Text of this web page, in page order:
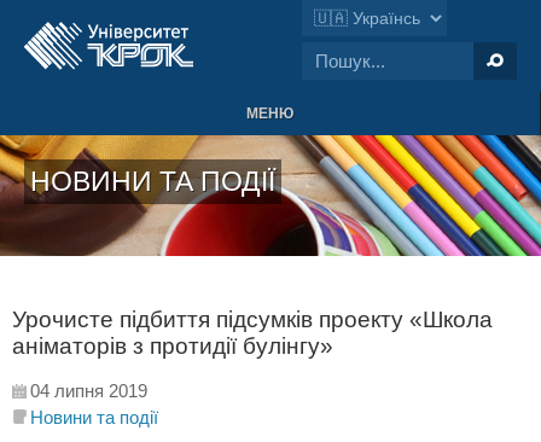
МЕНЮ
НОВИНИ ТА ПОДІЇ
Урочисте підбиття підсумків проекту «Школа
аніматорів з протидії булінгу»
04 липня 2019
Новини та події